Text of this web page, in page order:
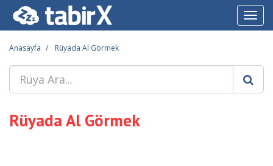
Anasayfa Rüyada Al Görmek
Rüyada Al Görmek